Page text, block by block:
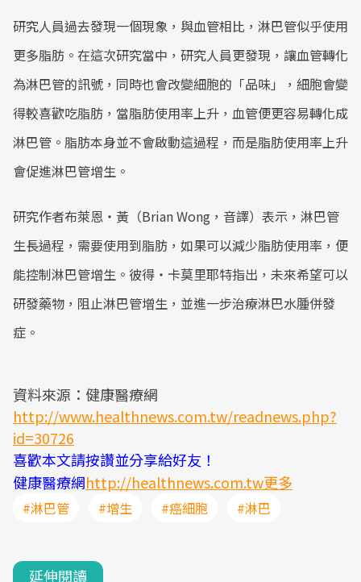
研究人員過去發現一個現象，與血管相比，淋巴管似乎使用
更多脂肪。在這次研究當中，研究人員更發現，讓血管轉化
為淋巴管的訊號，同時也會改變細胞的「品味」，細胞會變
得較喜歡吃脂肪，當脂肪使用率上升，血管便更容易轉化成
淋巴管。脂肪本身並不會啟動這過程，而是脂肪使用率上升
會促進淋巴管增生。
研究作者布萊恩‧黃（Brian Wong，音譯）表示，淋巴管
生長過程，需要使用到脂肪，如果可以減少脂肪使用率，便
能控制淋巴管增生。彼得‧卡莫里耶特指出，未來希望可以
研發藥物，阻止淋巴管增生，並進一步治療淋巴水腫併發
症。
資料來源：健康醫療網
http://www.healthnews.com.tw/readnews.php?
id=30726
喜歡本文請按讚並分享給好友！
健康醫療網http://healthnews.com.tw更多
#淋巴管 #增生 #癌細胞 #淋巴
延伸閱讀